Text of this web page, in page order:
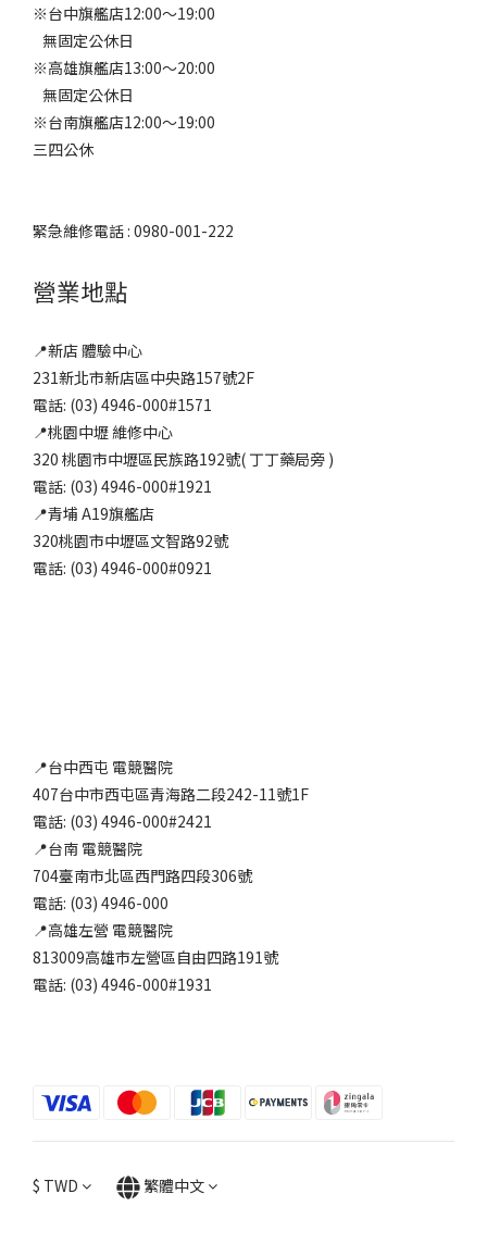
※台中旗艦店12:00～19:00
無固定公休日
※高雄旗艦店13:00～20:00
無固定公休日
※台南旗艦店12:00～19:00
三四公休
緊急維修電話 : 0980-001-222
營業地點
📍新店 體驗中心
231新北市新店區中央路157號2F
電話: (03) 4946-000#1571
📍桃園中壢 維修中心
320 桃園市中壢區民族路192號( 丁丁藥局旁 )
電話: (03) 4946-000#1921
📍青埔 A19旗艦店
320桃園市中壢區文智路92號
電話: (03) 4946-000#0921
📍台中西屯 電競醫院
407台中市西屯區青海路二段242-11號1F
電話: (03) 4946-000#2421
📍台南 電競醫院
704臺南市北區西門路四段306號
電話: (03) 4946-000
📍高雄左營 電競醫院
813009高雄市左營區自由四路191號
電話: (03) 4946-000#1931
$ TWD 繁體中文